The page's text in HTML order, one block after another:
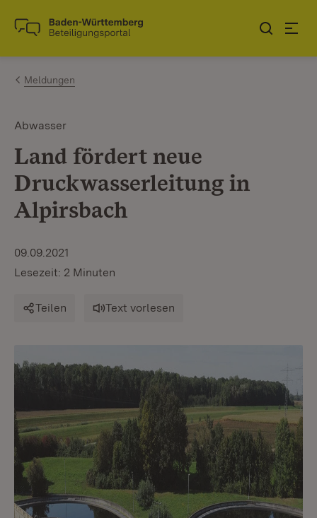
Zum Inhalt springen
Link zur Startseite
Meldungen
Abwasser
Land fördert neue
Druckwasserleitung in
Alpirsbach
09.09.2021
Lesezeit: 2 Minuten
Teilen Text vorlesen